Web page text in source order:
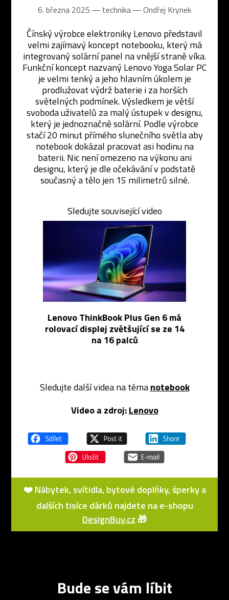
6. března 2025 ― technika ―Ondřej Krynek
Čínský výrobce elektroniky Lenovo představil
velmi zajímavý koncept notebooku, který má
integrovaný solární panel na vnější straně víka.
Funkční koncept nazvaný Lenovo Yoga Solar PC
je velmi tenký a jeho hlavním úkolem je
prodlužovat výdrž baterie i za horších
světelných podmínek. Výsledkem je větší
svoboda uživatelů za malý ústupek v designu,
který je jednoznačně solární. Podle výrobce
stačí 20 minut přímého slunečního světla aby
notebook dokázal pracovat asi hodinu na
baterii. Nic není omezeno na výkonu ani
designu, který je dle očekávání v podstatě
současný a tělo jen 15 milimetrů silné.
Sledujte související video
Lenovo ThinkBook Plus Gen 6 má
rolovací displej zvětšující se ze 14
na 16 palců
Sledujte další videa na témanotebook
Video a zdroj: Lenovo
❤️ Nábytek, svítidla, bytové doplňky, šperky a
dalších tisíce dárků najdete na e-shopu
DesignBuy.cz 🎁
Bude se vám líbit